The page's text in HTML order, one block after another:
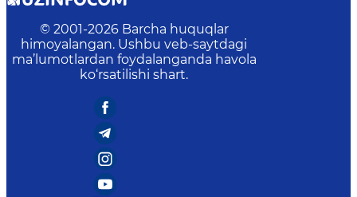
© 2001-2026 Barcha huquqlar
himoyalangan. Ushbu veb-saytdagi
ma’lumotlardan foydalanganda havola
ko‘rsatilishi shart.